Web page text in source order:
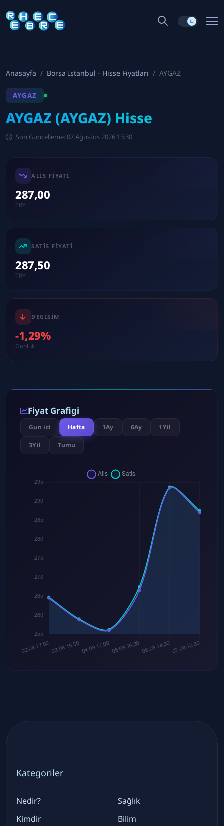
Anasayfa Borsa İstanbul - Hisse Fiyatları AYGAZ
AYGAZ
AYGAZ (AYGAZ) Hisse
Son Guncelleme: 07 Ağustos 2026 13:30
ALIS FIYATI
287,00
TRY
SATIS FIYATI
287,50
TRY
DEGISIM
-1,29%
Gunluk
Fiyat Grafigi
Gun ici Hafta 1Ay 6Ay 1Yil
3Yil Tumu
Kategoriler
Nedir?
Kimdir
Sağlık
Bilim